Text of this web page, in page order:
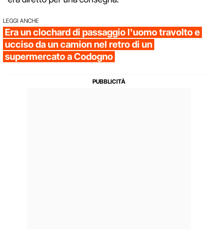
LEGGI ANCHE
Era un clochard di passaggio l'uomo travolto e
ucciso da un camion nel retro di un
supermercato a Codogno